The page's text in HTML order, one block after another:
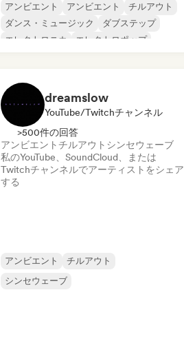
アンビエント アンビエント
チルアウト
ダンス・ミュージック
ダブステップ
エレクトロニカ
エレクトロポップ
dreamslow
YouTube/Twitchチャンネル
>500件の回答
アンビエント チルアウト シンセウェーブ
私のYouTube、SoundCloud、または
Twitchチャンネルでアーティストをシェア
する
アンビエント
チルアウト
シンセウェーブ